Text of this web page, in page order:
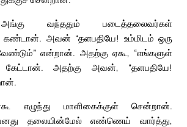
வந்ததும் படைத்தலைவர்கள்
கண்டான். அவன் “தளபதியே! உம்மிடம் ஒரு
என்றான். அதற்கு ஏகூ, “எங்களுள்
கேட்டான். அதற்கு அவன், “தளபதியே!
எழுந்து மாளிகைக்குள் சென்றான்.
தலையின்மேல் எண்ணெய் வார்த்து,